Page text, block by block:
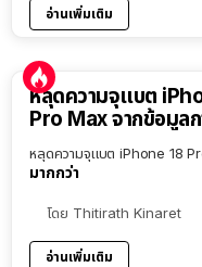
อ่านเพิ่มเติม
หลุดความจุแบต
Pro Max จากข้อมูล
หลุดความจุแบต iPhone 18
มากกว่า
โดย Thitirath Kinaret
อ่านเพิ่มเติม